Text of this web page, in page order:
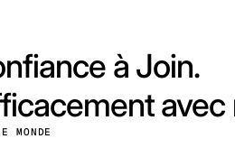
à Join.
avec
MONDE